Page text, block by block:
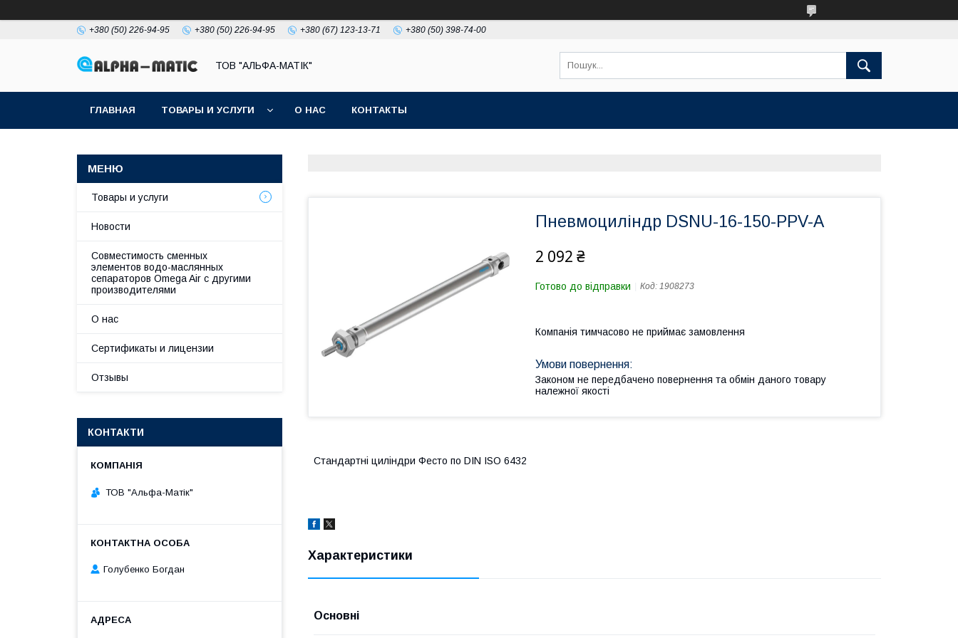
+380 (50) 226-94-95 +380 (50) 226-94-95 +380 (67) 123-13-71 +380 (50) 398-74-00
ТОВ "АЛЬФА-МАТІК"
ГЛАВНАЯ ТОВАРЫ И УСЛУГИ О НАС КОНТАКТЫ
Пневмоциліндр DSNU-16-150-PPV-A
2 092 ₴
Готово до відправки Код: 1908273
Компанія тимчасово не приймає замовлення
Законом не передбачено повернення та обмін даного товару
належної якості
Стандартні циліндри Фесто по DIN ISO 6432
Характеристики
Основні
Товары и услуги
Новости
Совместимость сменных
элементов водо-маслянных
сепараторов Omega Air с другими
производителями
О нас
Сертификаты и лицензии
Отзывы
КОНТАКТИ
ТОВ "Альфа-Матік"
Голубенко Богдан